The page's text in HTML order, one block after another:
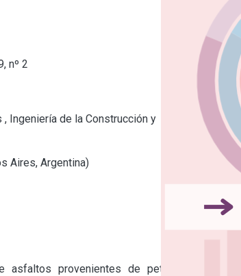
nº 2
, Ingeniería de la Construcción y
Aires, Argentina)
provenientes de petróleos